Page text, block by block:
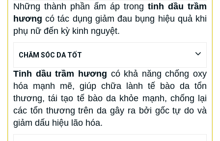
Những thành phần ấm áp trong tinh dầu trầm
hương có tác dụng giảm đau bụng hiệu quả khi
phụ nữ đến kỳ kinh nguyệt.
CHĂM SÓC DA TỐT
Tinh dầu trầm hương có khả năng chống oxy
hóa mạnh mẽ, giúp chữa lành tế bào da tổn
thương, tái tạo tế bào da khỏe mạnh, chống lại
các tổn thương trên da gây ra bởi gốc tự do và
giảm dấu hiệu lão hóa.